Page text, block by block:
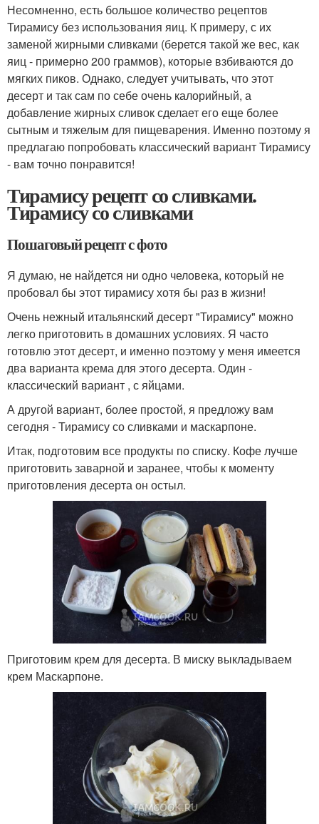
Несомненно, есть большое количество рецептов
Тирамису без использования яиц. К примеру, с их
заменой жирными сливками (берется такой же вес, как
яиц - примерно 200 граммов), которые взбиваются до
мягких пиков. Однако, следует учитывать, что этот
десерт и так сам по себе очень калорийный, а
добавление жирных сливок сделает его еще более
сытным и тяжелым для пищеварения. Именно поэтому я
предлагаю попробовать классический вариант Тирамису
- вам точно понравится!
Тирамису рецепт со сливками.
Тирамису со сливками
Пошаговый рецепт с фото
Я думаю, не найдется ни одно человека, который не
пробовал бы этот тирамису хотя бы раз в жизни!
Очень нежный итальянский десерт "Тирамису" можно
легко приготовить в домашних условиях. Я часто
готовлю этот десерт, и именно поэтому у меня имеется
два варианта крема для этого десерта. Один -
классический вариант , с яйцами.
А другой вариант, более простой, я предложу вам
сегодня - Тирамису со сливками и маскарпоне.
Итак, подготовим все продукты по списку. Кофе лучше
приготовить заварной и заранее, чтобы к моменту
приготовления десерта он остыл.
Приготовим крем для десерта. В миску выкладываем
крем Маскарпоне.